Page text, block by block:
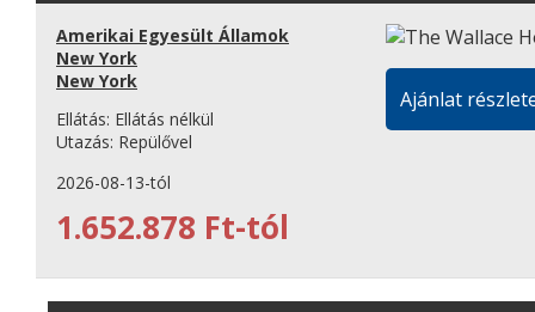
Amerikai Egyesült Államok
New York
New York
Ellátás: Ellátás nélkül
Utazás: Repülővel
2026-08-13-tól
1.652.878 Ft-tól
Ajánlat